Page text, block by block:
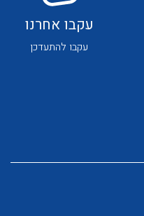
עקבו אחרנו
עקבו להתעדכן